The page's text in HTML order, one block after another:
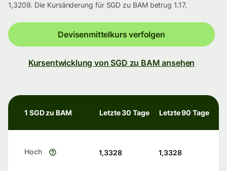
1,3209. Die Kursänderung für SGD zu BAM betrug 1.17.
Devisenmittelkurs verfolgen
Kursentwicklung von SGD zu BAM ansehen
1 SGD zu BAM Letzte 30 Tage Letzte 90 Tage
Hoch 1,3328 1,3328